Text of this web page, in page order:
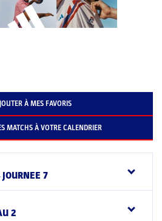
À MES FAVORIS
MATCHS À VOTRE CALENDRIER
7
2